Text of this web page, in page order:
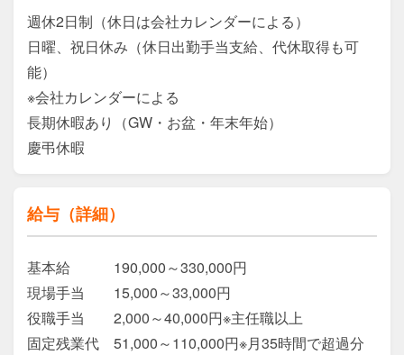
週休2日制（休日は会社カレンダーによる）
日曜、祝日休み（休日出勤手当支給、代休取得も可
能）
※会社カレンダーによる
長期休暇あり（GW・お盆・年末年始）
慶弔休暇
給与（詳細）
基本給　　　190,000～330,000円
現場手当　　15,000～33,000円
役職手当　　2,000～40,000円※主任職以上
固定残業代　51,000～110,000円※月35時間で超過分